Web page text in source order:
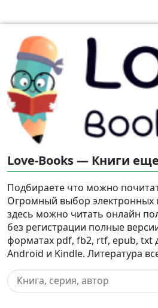
Love-Books — Книги
Подбираете что можно
Огромный выбор электронных
здесь можно читать онлайн
без регистрации полные
форматах pdf, fb2, rtf, epub, txt
Android и Kindle. Литература